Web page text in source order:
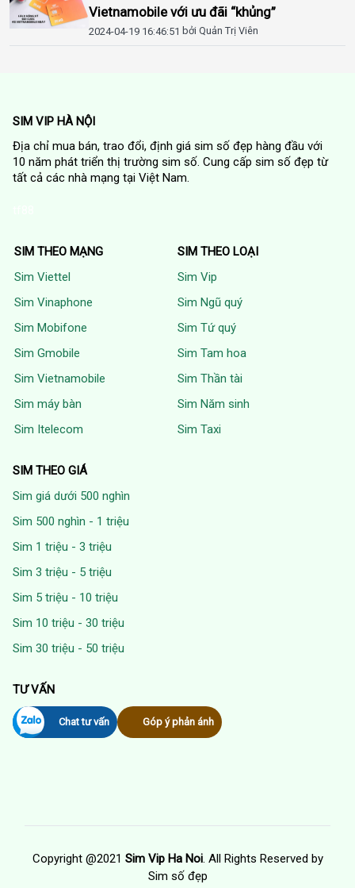
Vietnamobile với ưu đãi “khủng”
2024-04-19 16:46:51 bởi Quản Trị Viên
SIM VIP HÀ NỘI
Địa chỉ mua bán, trao đổi, định giá sim số đẹp hàng đầu với
10 năm phát triển thị trường sim số. Cung cấp sim số đẹp từ
tất cả các nhà mạng tại Việt Nam.
SIM THEO MẠNG
Sim Viettel
Sim Vinaphone
Sim Mobifone
Sim Gmobile
Sim Vietnamobile
Sim máy bàn
Sim Itelecom
SIM THEO LOẠI
Sim Vip
Sim Ngũ quý
Sim Tứ quý
Sim Tam hoa
Sim Thần tài
Sim Năm sinh
Sim Taxi
SIM THEO GIÁ
Sim giá dưới 500 nghìn
Sim 500 nghìn - 1 triệu
Sim 1 triệu - 3 triệu
Sim 3 triệu - 5 triệu
Sim 5 triệu - 10 triệu
Sim 10 triệu - 30 triệu
Sim 30 triệu - 50 triệu
TƯ VẤN
Chat tư vấn Góp ý phản ánh
Copyright @2021 Sim Vip Ha Noi. All Rights Reserved by
Sim số đẹp